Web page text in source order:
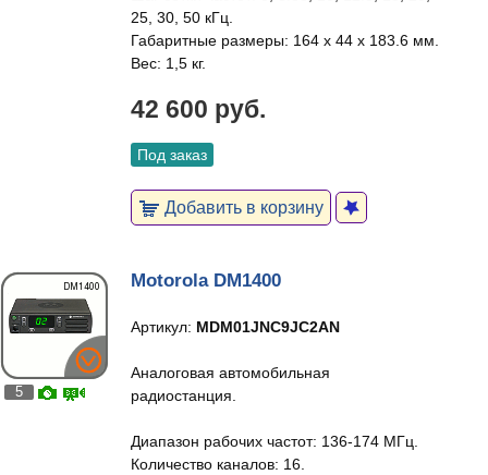
25, 30, 50 кГц.
Габаритные размеры: 164 x 44 x 183.6 мм.
Вес: 1,5 кг.
42 600 руб.
Под заказ
Добавить в корзину
5
Motorola DM1400
Артикул: MDM01JNC9JC2AN
Аналоговая автомобильная
радиостанция.
Диапазон рабочих частот: 136-174 МГц.
Количество каналов: 16.